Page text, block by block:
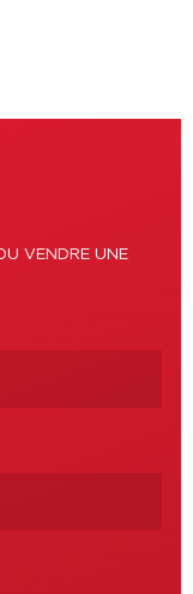
VENDRE UNE